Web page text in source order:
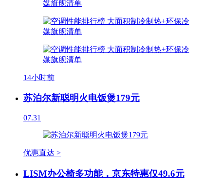
14小时前
苏泊尔新聪明火电饭煲179元
07.31
优惠直达 >
LISM办公椅多功能，京东特惠仅49.6元